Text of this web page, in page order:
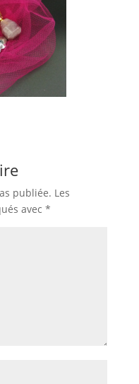
publiée. Les
avec *